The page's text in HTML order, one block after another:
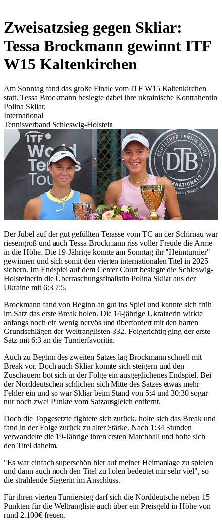
Zweisatzsieg gegen Skliar:
Tessa Brockmann gewinnt ITF
W15 Kaltenkirchen
Am Sonntag fand das große Finale vom ITF W15 Kaltenkirchen
statt. Tessa Brockmann besiegte dabei ihre ukrainische Kontrahentin
Polina Skliar.
International
Tennisverband Schleswig-Holstein
Der Jubel auf der gut gefüllten Terasse vom TC an der Schirnau war
riesengroß und auch Tessa Brockmann riss voller Freude die Arme
in die Höhe. Die 19-Jährige konnte am Sonntag ihr "Heimturnier"
gewinnen und sich somit den vierten internationalen Titel in 2025
sichern. Im Endspiel auf dem Center Court besiegte die Schleswig-
Holsteinerin die Überraschungsfinalistin Polina Skliar aus der
Ukraine mit 6:3 7:5.
Brockmann fand von Beginn an gut ins Spiel und konnte sich früh
im Satz das erste Break holen. Die 14-jährige Ukrainerin wirkte
anfangs noch ein wenig nervös und überfordert mit den harten
Grundschlägen der Weltranglisten-332. Folgerichtig ging der erste
Satz mit 6:3 an die Turnierfavoritin.
Auch zu Beginn des zweiten Satzes lag Brockmann schnell mit
Break vor. Doch auch Skliar konnte sich steigern und den
Zuschauern bot sich in der Folge ein ausgeglichenes Endspiel. Bei
der Norddeutschen schlichen sich Mitte des Satzes etwas mehr
Fehler ein und so war Skliar beim Stand von 5:4 und 30:30 sogar
nur noch zwei Punkte vom Satzausgleich entfernt.
Doch die Topgesetzte fightete sich zurück, holte sich das Break und
fand in der Folge zurück zu alter Stärke. Nach 1:34 Stunden
verwandelte die 19-Jährige ihren ersten Matchball und holte sich
den Titel daheim.
"Es war einfach superschön hier auf meiner Heimanlage zu spielen
und dann auch noch den Titel zu holen bedeutet mir sehr viel", so
die strahlende Siegerin im Anschluss.
Für ihren vierten Turniersieg darf sich die Norddeutsche neben 15
Punkten für die Weltrangliste auch über ein Preisgeld in Höhe von
rund 2.100€ freuen.